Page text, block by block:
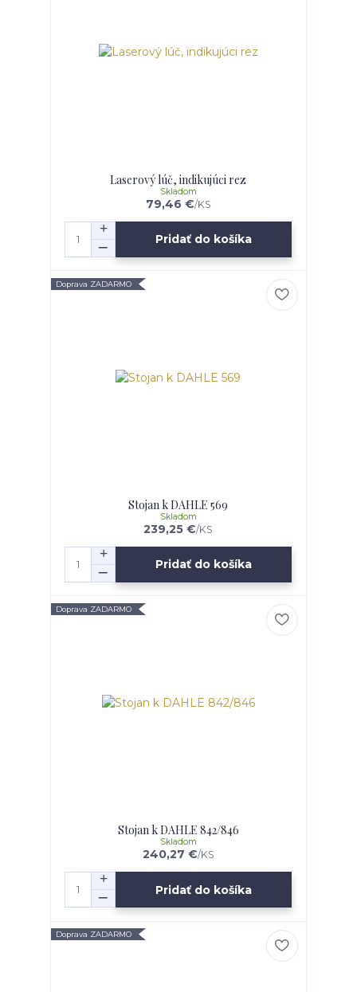
Laserový lúč, indikujúci rez
79,46 €/KS
Skladom
Pridať do košíka
Doprava ZADARMO
Stojan k DAHLE 569
239,25 €/KS
Skladom
Pridať do košíka
Doprava ZADARMO
Stojan k DAHLE 842/846
240,27 €/KS
Skladom
Pridať do košíka
Doprava ZADARMO